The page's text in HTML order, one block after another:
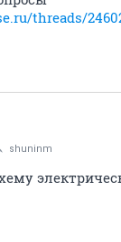
threads/
shuninm